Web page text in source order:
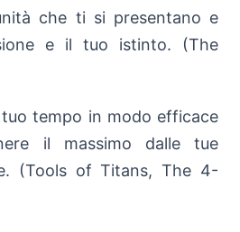
che ti si presentano e
e il tuo istinto. (The
tempo in modo efficace
il massimo dalle tue
(Tools of Titans, The 4-